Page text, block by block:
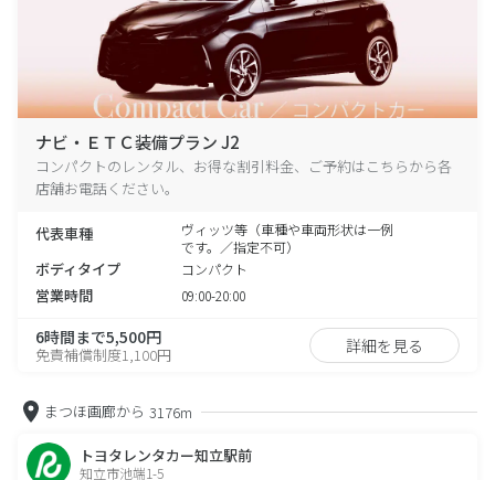
ナビ・ＥＴＣ装備プラン J2
コンパクトのレンタル、お得な割引料金、ご予約はこちらから各
店舗お電話ください。
代表車種
ヴィッツ等（車種や車両形状は一例
です。／指定不可）
ボディタイプ コンパクト
営業時間 09:00-20:00
6時間まで5,500円
免責補償制度1,100円 詳細を見る
まつほ画廊から 3176m
トヨタレンタカー知立駅前
知立市池端1-5